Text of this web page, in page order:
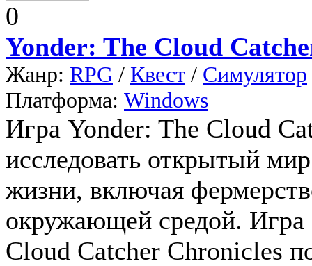
0
Yonder: The Cloud
Жанр: RPG / Квест / Симулятор
Платформа: Windows
Игра Yonder: The Cloud
исследовать открытый
жизни, включая
окружающей средой. Игра
Cloud Catcher Chronicles